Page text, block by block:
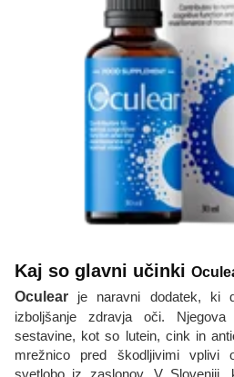
Kaj so glavni učinki
Oculear je naravni dodatek, ki
izboljšanje zdravja oči.
sestavine, kot so lutein, cink in
mrežnico pred škodljivimi vplivi